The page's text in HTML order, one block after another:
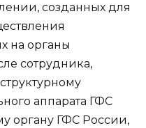
созданных для
на органы
сотрудника,
аппарата ГФС
органу ГФС России,